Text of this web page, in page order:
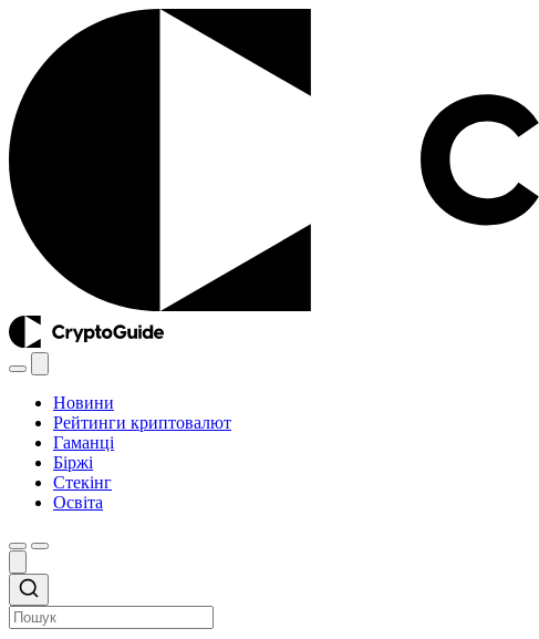
Новини
Рейтинги криптовалют
Гаманці
Біржі
Стекінг
Освіта